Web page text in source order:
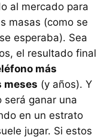
al mercado para
masas (como se
esperaba). Sea
el resultado final
más
meses (y años). Y
ganar una
en un estrato
jugar. Si estos